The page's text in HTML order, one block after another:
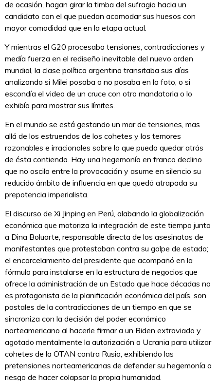
de ocasión, hagan girar la timba del sufragio hacia un
candidato con el que puedan acomodar sus huesos con
mayor comodidad que en la etapa actual.
Y mientras el G20 procesaba tensiones, contradicciones y
medía fuerza en el rediseño inevitable del nuevo orden
mundial, la clase política argentina transitaba sus días
analizando si Milei posaba o no posaba en la foto, o si
escondía el video de un cruce con otro mandatoria o lo
exhibía para mostrar sus límites.
En el mundo se está gestando un mar de tensiones, mas
allá de los estruendos de los cohetes y los temores
razonables e irracionales sobre lo que pueda quedar atrás
de ésta contienda. Hay una hegemonía en franco declino
que no oscila entre la provocación y asume en silencio su
reducido ámbito de influencia en que quedó atrapada su
prepotencia imperialista.
El discurso de Xi Jinping en Perú, alabando la globalización
económica que motoriza la integración de este tiempo junto
a Dina Boluarte, responsable directa de los asesinatos de
manifestantes que protestaban contra su golpe de estado;
el encarcelamiento del presidente que acompañó en la
fórmula para instalarse en la estructura de negocios que
ofrece la administración de un Estado que hace décadas no
es protagonista de la planificación económica del país, son
postales de la contradicciones de un tiempo en que se
sincroniza con la decisión del poder económico
norteamericano al hacerle firmar a un Biden extraviado y
agotado mentalmente la autorización a Ucrania para utilizar
cohetes de la OTAN contra Rusia, exhibiendo las
pretensiones norteamericanas de defender su hegemonía a
riesgo de hacer colapsar la propia humanidad.